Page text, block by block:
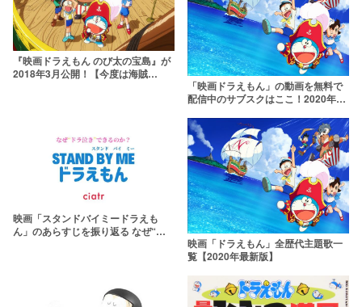
『映画ドラえもん のび太の宝島』が
2018年3月公開！【今度は海賊
「映画ドラえもん」の動画を無料で
配信中のサブスクはここ！2020年新
映画「スタンドバイミードラえも
ん」のあらすじを振り返る なぜ“ド
映画「ドラえもん」全歴代主題歌一
覧【2020年最新版】